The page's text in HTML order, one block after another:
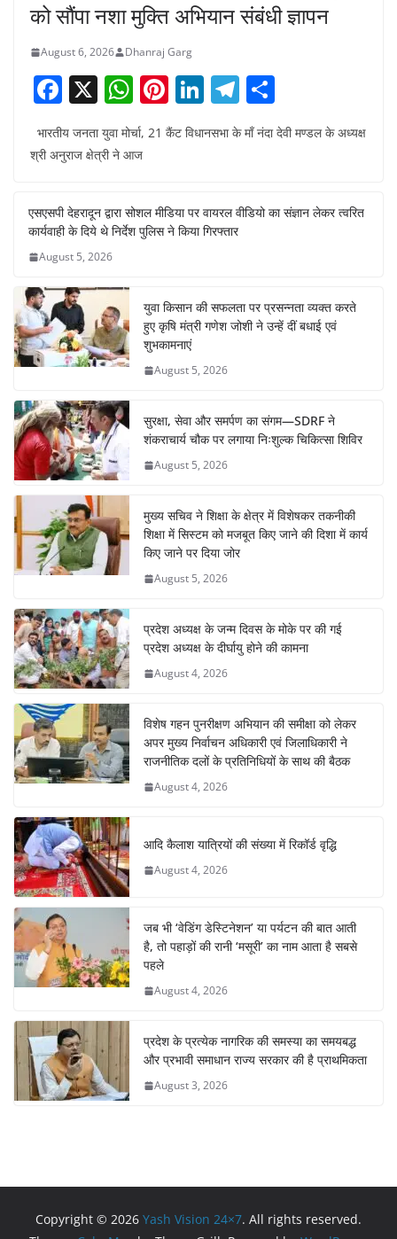
को सौंपा नशा मुक्ति अभियान संबंधी ज्ञापन
August 6, 2026 Dhanraj Garg
F
c
e
b
o
o
k
X W
h
at
A
p
Pi
nt
er
st
Li
k
dI
n
T
el
e
a
h
ar
भारतीय जनता युवा मोर्चा, 21 कैंट विधानसभा के माँ नंदा देवी मण्डल के अध्यक्ष
श्री अनुराज क्षेत्री ने आज
एसएसपी देहरादून द्वारा सोशल मीडिया पर वायरल वीडियो का संज्ञान लेकर त्वरित
कार्यवाही के दिये थे निर्देश पुलिस ने किया गिरफ्तार
August 5, 2026
युवा किसान की सफलता पर प्रसन्नता व्यक्त करते
हुए कृषि मंत्री गणेश जोशी ने उन्हें दीं बधाई एवं
शुभकामनाएं
August 5, 2026
सुरक्षा, सेवा और समर्पण का संगम—SDRF ने
शंकराचार्य चौक पर लगाया निःशुल्क चिकित्सा शिविर
August 5, 2026
मुख्य सचिव ने शिक्षा के क्षेत्र में विशेषकर तकनीकी
शिक्षा में सिस्टम को मजबूत किए जाने की दिशा में कार्य
किए जाने पर दिया जोर
August 5, 2026
प्रदेश अध्यक्ष के जन्म दिवस के मोके पर की गई
प्रदेश अध्यक्ष के दीर्घायु होने की कामना
August 4, 2026
विशेष गहन पुनरीक्षण अभियान की समीक्षा को लेकर
अपर मुख्य निर्वाचन अधिकारी एवं जिलाधिकारी ने
राजनीतिक दलों के प्रतिनिधियों के साथ की बैठक
August 4, 2026
आदि कैलाश यात्रियों की संख्या में रिकॉर्ड वृद्धि
August 4, 2026
जब भी ‘वेडिंग डेस्टिनेशन’ या पर्यटन की बात आती
है, तो पहाड़ों की रानी ‘मसूरी’ का नाम आता है सबसे
पहले
August 4, 2026
प्रदेश के प्रत्येक नागरिक की समस्या का समयबद्ध
और प्रभावी समाधान राज्य सरकार की है प्राथमिकता
August 3, 2026
Copyright © 2026 Yash Vision 24×7. All rights reserved.